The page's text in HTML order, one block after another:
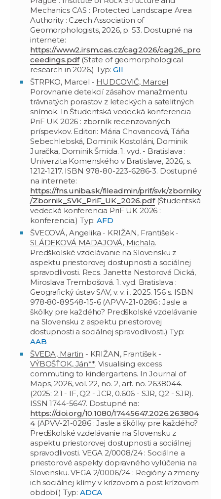
Mechanics CAS : Protected Landscape Area
Authority : Czech Association of
Geomorphologists, 2026, p. 53. Dostupné na
internete:
https://www2.irsm.cas.cz/cag2026/cag26_pro
ceedings.pdf(State of geomorphological
research in 2026.) Typ:GII
ŠTRPKO, Marcel - HUDCOVIČ, Marcel.
Porovnanie detekcií zásahov manažmentu
trávnatých porastov z leteckých a satelitných
snímok. In Študentská vedecká konferencia
PriF UK 2026 : zborník recenzovaných
príspevkov. Editori: Mária Chovancová, Táňa
Sebechlebská, Dominik Kostoláni, Dominik
Juračka, Dominik Šmida. 1. vyd. - Bratislava :
Univerzita Komenského v Bratislave, 2026, s.
1212-1217. ISBN 978-80-223-6286-3. Dostupné
na internete:
https://fns.uniba.sk/fileadmin/prif/svk/zborniky
/Zbornik_SVK_PriF_UK_2026.pdf(Študentská
vedecká konferencia PriF UK 2026 :
konferencia.) Typ:AFD
ŠVECOVÁ, Angelika - KRIŽAN, František -
SLÁDEKOVÁ MADAJOVÁ, Michala.
Predškolské vzdelávanie na Slovensku z
aspektu priestorovej dostupnosti a sociálnej
spravodlivosti. Recs. Janetta Nestorová Dická,
Miroslava Trembošová. 1. vyd. Bratislava :
Geografický ústav SAV, v. v. i., 2025. 156 s. ISBN
978-80-89548-15-6 (APVV-21-0286 : Jasle a
škôlky pre každého? Predškolské vzdelávanie
na Slovensku z aspektu priestorovej
dostupnosti a sociálnej spravodlivosti.) Typ:
AAB
ŠVEDA, Martin - KRIŽAN, František -
VÝBOŠŤOK, Ján**. Visualising excess
commuting to kindergartens. In Journal of
Maps, 2026, vol. 22, no. 2, art. no. 2638044.
(2025: 2.1 - IF, Q2 - JCR, 0.606 - SJR, Q2 - SJR).
ISSN 1744-5647. Dostupné na:
https://doi.org/10.1080/17445647.2026.263804
4(APVV-21-0286 : Jasle a škôlky pre každého?
Predškolské vzdelávanie na Slovensku z
aspektu priestorovej dostupnosti a sociálnej
spravodlivosti. VEGA 2/0008/24 : Sociálne a
priestorové aspekty dopravného vylúčenia na
Slovensku. VEGA 2/0006/24 : Regióny a zmeny
ich sociálnej klímy v krízovom a post krízovom
období.) Typ: ADCA